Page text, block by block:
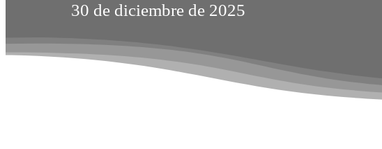
30 de diciembre de 2025